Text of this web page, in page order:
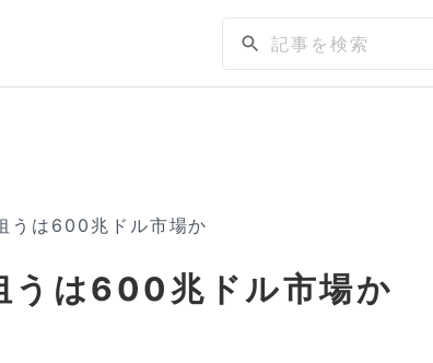
うは600兆ドル市場か
うは600兆ドル市場か